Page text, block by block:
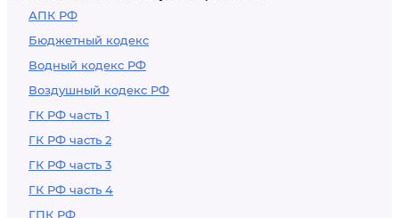
АПК РФ
Бюджетный кодекс
Водный кодекс РФ
Воздушный кодекс РФ
ГК РФ часть 1
ГК РФ часть 2
ГК РФ часть 3
ГК РФ часть 4
ГПК РФ